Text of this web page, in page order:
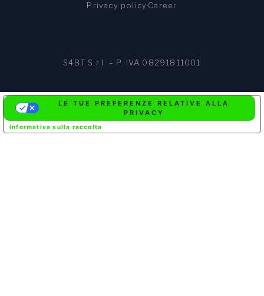
S4BT S.r.l. – P. IVA 08291811001
Privacy policyCareer
Informativa sulla raccolta
LE TUE PREFERENZE RELATIVE ALLA
PRIVACY